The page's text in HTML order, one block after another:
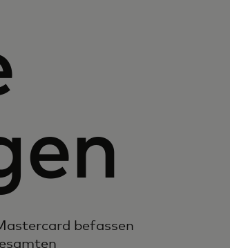
befassen